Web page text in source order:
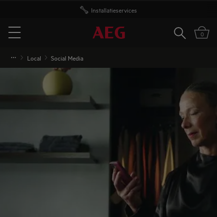
Gratis levering vanaf 50 euro
Menu
Zoeken0
Local Social Media